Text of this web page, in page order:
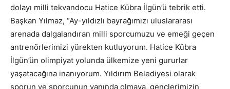
dolayı milli tekvandocu Hatice Kübra İlgün’ü tebrik etti.
Başkan Yılmaz, “Ay-yıldızlı bayrağımızı uluslararası
arenada dalgalandıran milli sporcumuzu ve emeği geçen
antrenörlerimizi yürekten kutluyorum. Hatice Kübra
İlgün’ün olimpiyat yolunda ülkemize yeni gururlar
yaşatacağına inanıyorum. Yıldırım Belediyesi olarak
sporun ve sporcunun yanında olmaya, gençlerimizin